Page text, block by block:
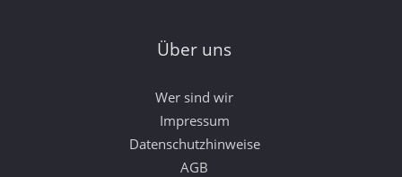
Über uns
Wer sind wir
Impressum
Datenschutzhinweise
AGB